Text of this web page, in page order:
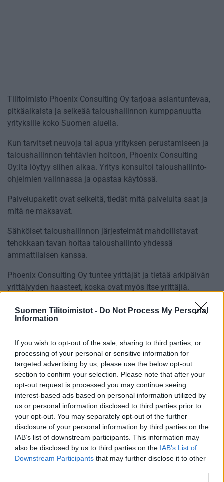
Suomen Tilitoimistot - Do Not Process My Personal
Information
If you wish to opt-out of the sale, sharing to third parties, or
processing of your personal or sensitive information for
targeted advertising by us, please use the below opt-out
section to confirm your selection. Please note that after your
opt-out request is processed you may continue seeing
interest-based ads based on personal information utilized by
us or personal information disclosed to third parties prior to
your opt-out. You may separately opt-out of the further
disclosure of your personal information by third parties on the
IAB’s list of downstream participants. This information may
also be disclosed by us to third parties on the IAB’s List of
Downstream Participants that may further disclose it to other
Tilitoimisto Phoenix Consulting Oy tarjoaa asiantuntevaa,
pitkäaikaista ja selkeää taloushallinnon kumppanuutta
yrityksille koko Suomen aluella.
Kun tarvitset neuvoja tai apua yrityksen perustamiseen ja
taloushallinnon tehtävien hoitoon, Phoenix Consulting
Oy:lta löytyy siihen aikaa. Yritys konsultoi taloushallinto-
ohjelmien valinnassa ja opastaa käytössä.
Palvelupaketit ovat selkeitä, tiedät mitä palveluita saat ja
mitä ne maksavat.
Sähköiset taloushallinnon järjestelmät mahdollistavat
tehokkaan tavan hoitaa taloushallinto yhdessä
ammattilaisen kanssa.
Phoenix Consulting Oy tuntee yrittäjät ja tietää arkipäivän
yrittäjyyden haasteet, koska ovat myös itse yrittäjiä.
Erityisosaamiseen kuuluu asiakkaan palvelu sekä
huolenpito.
Tilitoimiston erityisosaaminen
Palvelukielet
Suomi
Yhtiökoko
Keskikokoiset